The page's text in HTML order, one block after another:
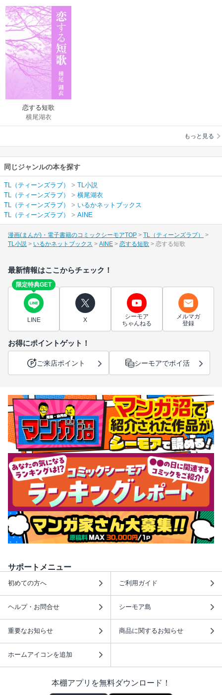
恋する短歌
横尾湖衣
もっと見る
同じジャンルの本を探す
TL（ティーンズラブ） > TL小説
TL（ティーンズラブ）
> 横尾湖衣
TL（ティーンズラブ）
> いるかネットブックス
TL（ティーンズラブ）
> AINE
漫画(まんが)・電子書籍のコミックシーモアTOP
TL（ティーンズラブ）
TL小説
いるかネットブックス AINE 恋する短歌 恋する短歌
最新情報はここからチェック！
限定特典GET
LINE X
シーモア
ちゃんねる
メルマガ
登録
お得にポイントゲット！
ご来店ポイント シーモアでポイ活
サポートメニュー
初めての方へ ご利用ガイド
ヘルプ・お問合せ シーモア島
重要なお知らせ 商品に関するお知らせ
ホームアイコンを追加
本棚アプリを無料ダウンロード！